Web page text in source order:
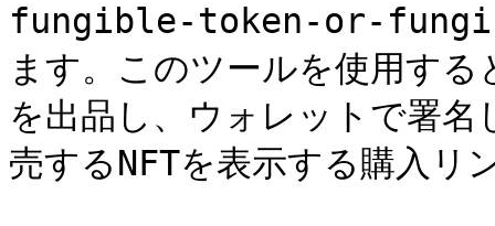
fungible-token-or-
ます。このツールを使用す
を出品し、ウォレットで署
売するNFTを表示する購入リ